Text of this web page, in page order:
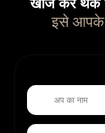
इसे आपके